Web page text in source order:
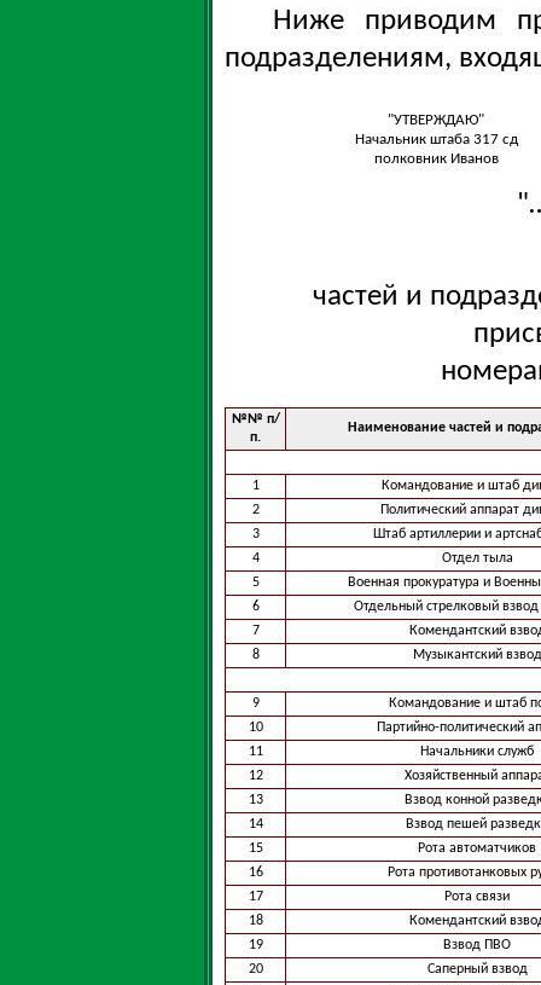
Ниже приводим
подразделениям,
"УТВЕРЖДАЮ"
Начальник штаба 317 сд
полковник Иванов
частей и
№№ п/
п.
Наименование частей и
1
Командование и штаб
2
Политический аппарат
3
Штаб артиллерии и
4
Отдел тыла
5
Военная прокуратура и
6
Отдельный стрелковый
7
Комендантский
8
Музыкантский взвод
9
Командование и штаб
10
Партийно-политический
11
Начальники служб
12
Хозяйственный
13
Взвод конной
14
Взвод пешей
15
Рота автоматчиков
16
Рота противотанковых
17
Рота связи
18
Комендантский
19
Взвод ПВО
20
Саперный взвод